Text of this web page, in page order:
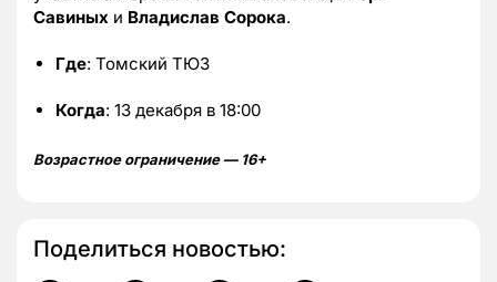
Савиных и Владислав Сорока.
Где: Томский ТЮЗ
Когда: 13 декабря в 18:00
Возрастное ограничение — 16+
Поделиться новостью: